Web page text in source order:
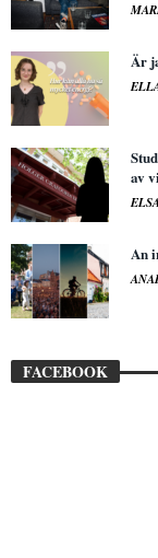
Är
av
An
FACEBOOK